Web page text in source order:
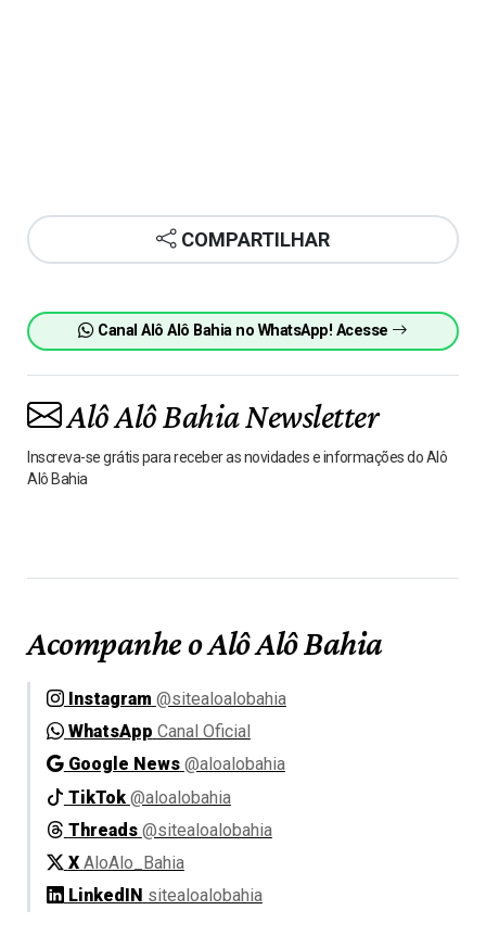
COMPARTILHAR
Canal Alô Alô Bahia no WhatsApp! Acesse
Alô Alô Bahia Newsletter
Inscreva-se grátis para receber as novidades e informações do Alô
Alô Bahia
Acompanhe o Alô Alô Bahia
Instagram @sitealoalobahia
WhatsApp Canal Oficial
Google News @aloalobahia
TikTok @aloalobahia
Threads @sitealoalobahia
X AloAlo_Bahia
LinkedIN sitealoalobahia